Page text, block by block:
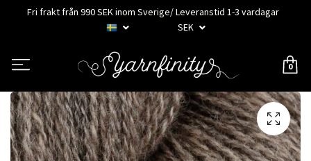
Fri frakt från 990 SEK inom Sverige/ Leveranstid 1-3 vardagar
SEK
0